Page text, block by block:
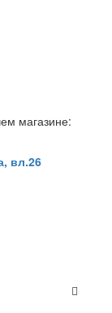
магазине:
вл.26